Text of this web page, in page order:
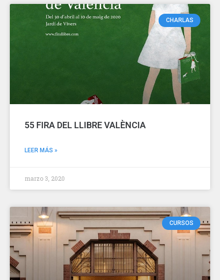
CHARLAS
55 FIRA DEL LLIBRE VALÈNCIA
LEER MÁS »
marzo 3, 2020
CURSOS